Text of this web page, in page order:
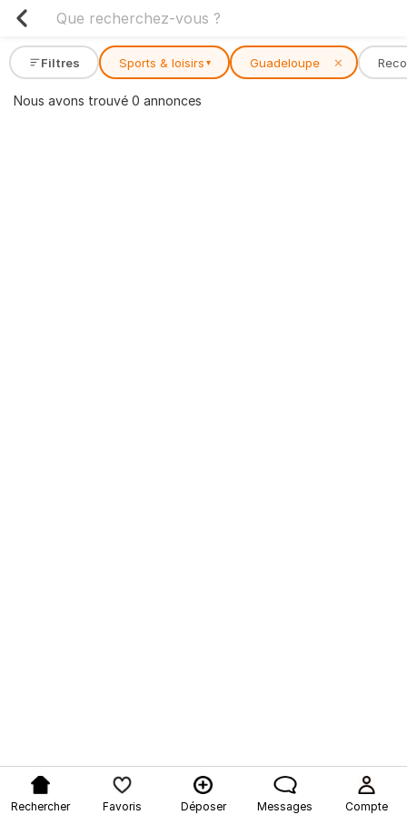
Filtres Sports & loisirs ▾ Guadeloupe ✕
Nous avons trouvé 0 annonces
Rechercher Favoris Déposer Messages Compte